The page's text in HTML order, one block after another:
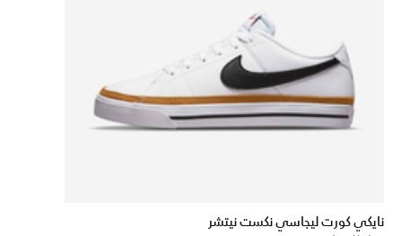
نايكي كورت ليجاسي نكست نيتشر